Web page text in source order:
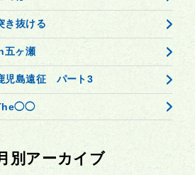
き抜ける
五ヶ瀬
児島遠征 パート3
別アーカイブ